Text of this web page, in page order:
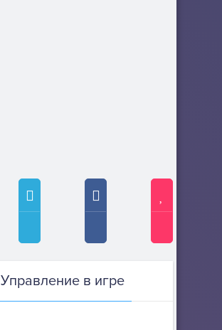
Управление в игре